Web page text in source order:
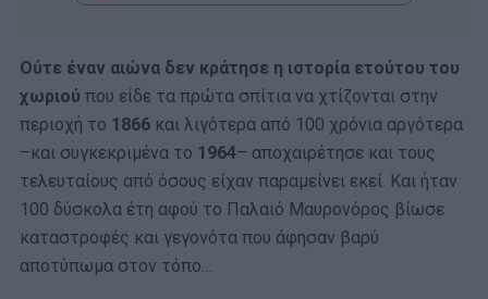
Ούτε έναν αιώνα δεν κράτησε η ιστορία ετούτου του
χωριού που είδε τα πρώτα σπίτια να χτίζονται στην
περιοχή το 1866 και λιγότερα από 100 χρόνια αργότερα
–και συγκεκριμένα το 1964– αποχαιρέτησε και τους
τελευταίους από όσους είχαν παραμείνει εκεί. Και ήταν
100 δύσκολα έτη αφού το Παλαιό Μαυρονόρος βίωσε
καταστροφές και γεγονότα που άφησαν βαρύ
αποτύπωμα στον τόπο…